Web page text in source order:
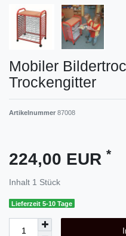
Mobiler
Trockengitter
Artikelnummer 87008
224,00 EUR *
Inhalt 1 Stück
Lieferzeit 5-10 Tage